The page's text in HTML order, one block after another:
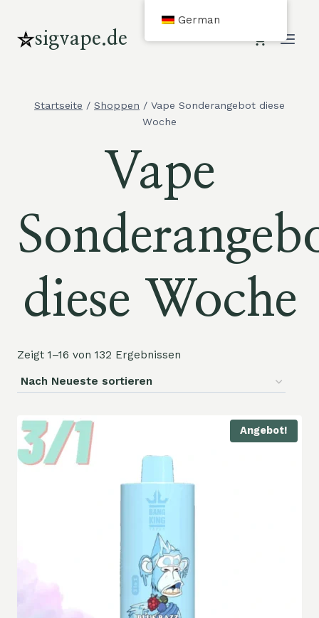
Inhalt
springensigvape.de
Startseite / Shoppen / Vape Sonderangebot diese
Woche
Vape
diese Woche
Zeigt 1–16 von 132 Ergebnissen
Angebot!
German